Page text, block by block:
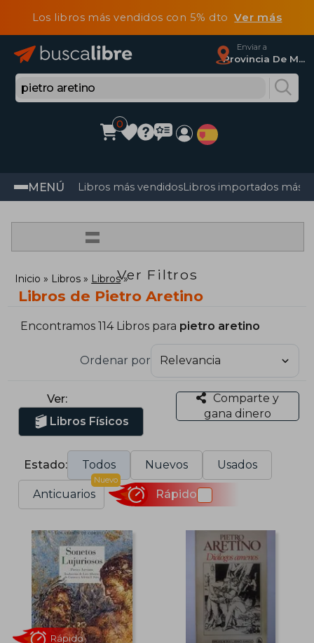
Los libros más vendidos con 5% dtoVer más
Enviar a
Provincia De Madrid
0
MENÚ Libros más vendidosLibros importados más
=
Ver Filtros
Inicio Libros Libros
Libros de Pietro Aretino
Encontramos 114 Libros para pietro aretino
Ordenar por
Ver:
Libros Físicos
Comparte y
gana dinero
Estado: Todos Nuevos Usados
Anticuarios
Nuevo
Rápido